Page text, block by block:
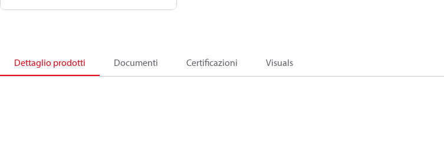
Dettaglio prodotti Documenti Certificazioni Visuals